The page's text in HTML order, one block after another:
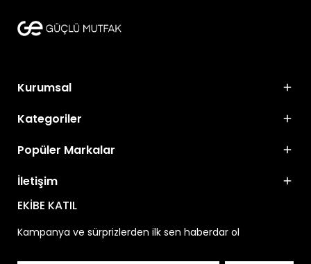
Kurumsal
Kategoriler
Popüler Markalar
İletişim
EKİBE KATIL
Kampanya ve sürprizlerden ilk sen haberdar ol